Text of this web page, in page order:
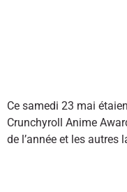
Ce samedi 23 mai
Crunchyroll Anime
de l’année et les autres